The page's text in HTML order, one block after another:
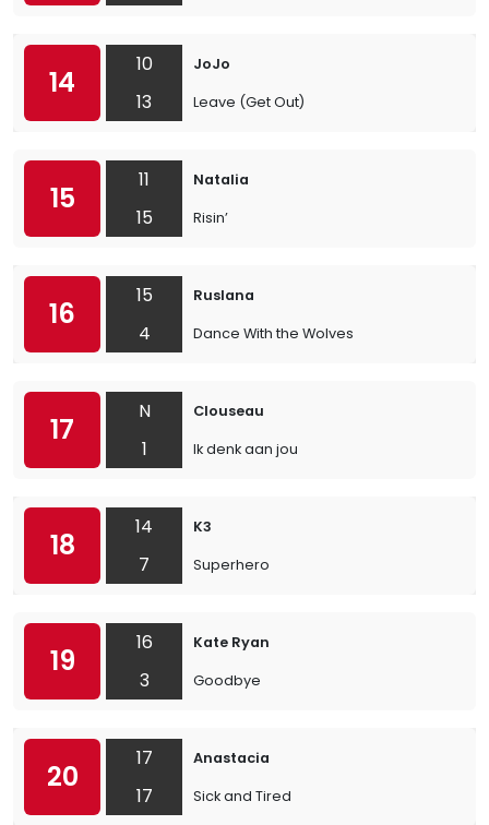
14
10
13
JoJo
Leave (Get Out)
15
11
15
Natalia
Risin’
16
15
4
Ruslana
Dance With the Wolves
17
N
1
Clouseau
Ik denk aan jou
18
14
7
K3
Superhero
19
16
3
Kate Ryan
Goodbye
20
17
17
Anastacia
Sick and Tired